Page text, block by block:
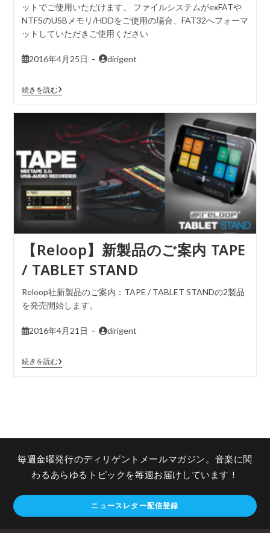
ットでご使用いただけます。 ファイルシステムがexFATや
NTFSのUSBメモリ/HDDをご使用の場合、FAT32へフォーマ
ットしていただきご使用ください
2016年4月25日 dirigent
続きを読む
【Reloop】新製品のご案内 TAPE
/ TABLET STAND
Reloop社新製品のご案内：TAPE / TABLET STANDの2製品
を発売開始します。
2016年4月21日 dirigent
続きを読む
毎週金曜発行のディリゲントメールマガジン。音楽に関
わるあらゆるトピックを毎週お届けしています！
ニュースレター配信登録